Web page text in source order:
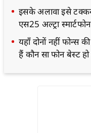
इसके अलावा इसे
एस25 अल्ट्रा
यहाँ दोनों नहीं
हैं कौन सा फोन बेस्ट